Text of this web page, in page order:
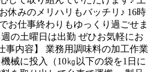
休みのメリハリもバッチリ♪ 16時
お仕事終わりもゆっくり過ごせま
の土曜日は出勤 ぜひお気軽にお
事内容】 業務用調味料の加工作業
械に投入（10㎏以下の袋を1日に